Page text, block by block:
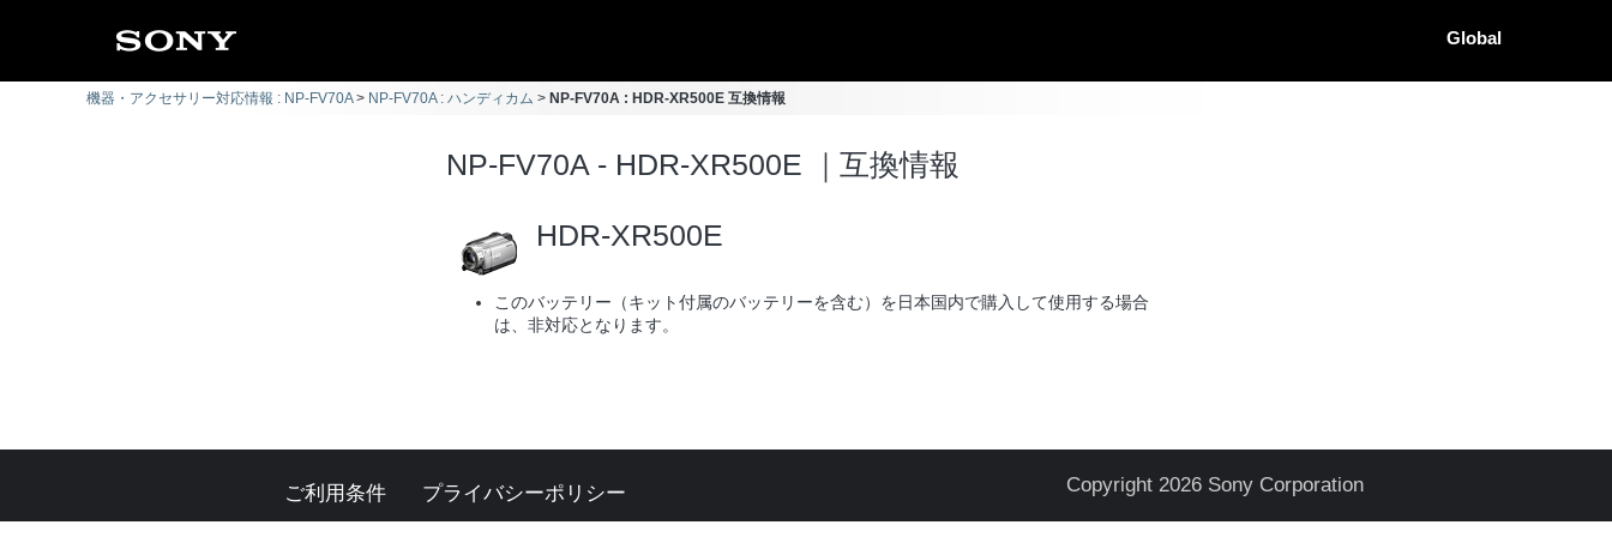
Global
機器・アクセサリー対応情報 : NP-FV70A NP-FV70A : ハンディカム NP-FV70A : HDR-XR500E 互換情報
NP-FV70A - HDR-XR500E ｜互換情報
HDR-XR500E
このバッテリー（キット付属のバッテリーを含む）を日本国内で購入して使用する場合
は、非対応となります。
ご利用条件 プライバシーポリシー Copyright 2026 Sony Corporation